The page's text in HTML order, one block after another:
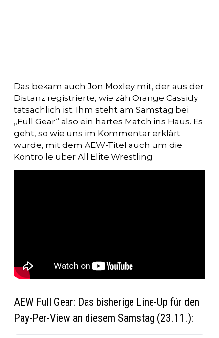
Das bekam auch Jon Moxley mit, der aus der
Distanz registrierte, wie zäh Orange Cassidy
tatsächlich ist. Ihm steht am Samstag bei
„Full Gear“ also ein hartes Match ins Haus. Es
geht, so wie uns im Kommentar erklärt
wurde, mit dem AEW-Titel auch um die
Kontrolle über All Elite Wrestling.
AEW Full Gear: Das bisherige Line-Up für den
Pay-Per-View an diesem Samstag (23.11.):